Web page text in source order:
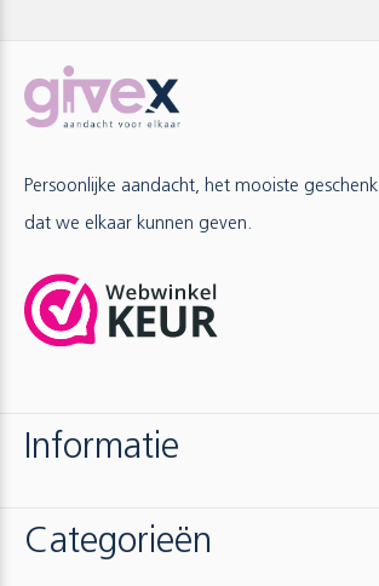
Persoonlijke aandacht, het mooiste geschenk
dat we elkaar kunnen geven.
Informatie
Categorieën